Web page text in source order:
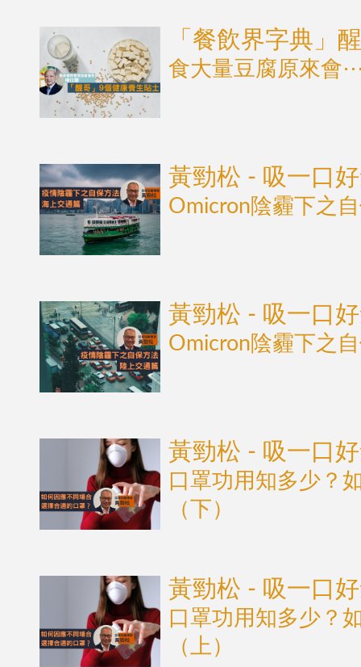
「餐飲界字典」
食大量豆腐原來
黃勁松 - 吸一口
Omicron陰霾下之
黃勁松 - 吸一口
Omicron陰霾下之
黃勁松 - 吸一口
口罩功用知多少？
（下）
黃勁松 - 吸一口
口罩功用知多少？
（上）